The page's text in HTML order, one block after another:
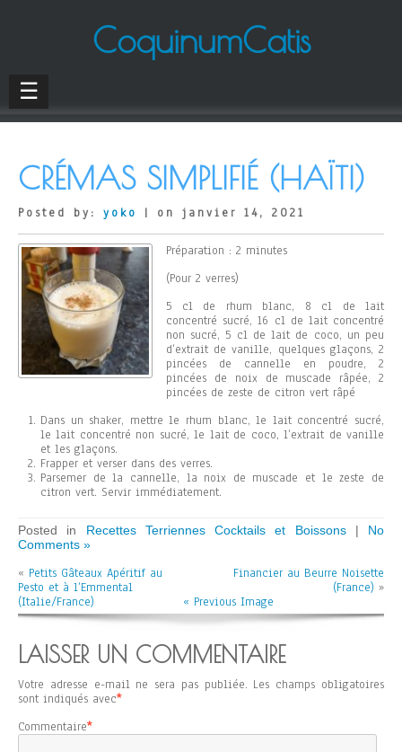
CoquinumCatis
☰
CRÉMAS SIMPLIFIÉ (HAÏTI)
Posted by: yoko | on janvier 14, 2021
Préparation : 2 minutes
(Pour 2 verres)
5 cl de rhum blanc, 8 cl de lait
concentré sucré, 16 cl de lait concentré
non sucré, 5 cl de lait de coco, un peu
d’extrait de vanille, quelques glaçons, 2
pincées de cannelle en poudre, 2
pincées de noix de muscade râpée, 2
pincées de zeste de citron vert râpé
Dans un shaker, mettre le rhum blanc, le lait concentré sucré,
le lait concentré non sucré, le lait de coco, l’extrait de vanille
et les glaçons.
Frapper et verser dans des verres.
Parsemer de la cannelle, la noix de muscade et le zeste de
citron vert. Servir immédiatement.
Posted in Recettes Terriennes Cocktails et Boissons| No
Comments »
« Petits Gâteaux Apéritif au
Pesto et à l’Emmental
(Italie/France)
Financier au Beurre Noisette
(France) »
« Previous Image
LAISSER UN COMMENTAIRE
Votre adresse e-mail ne sera pas publiée. Les champs obligatoires
sont indiqués avec*
Commentaire*